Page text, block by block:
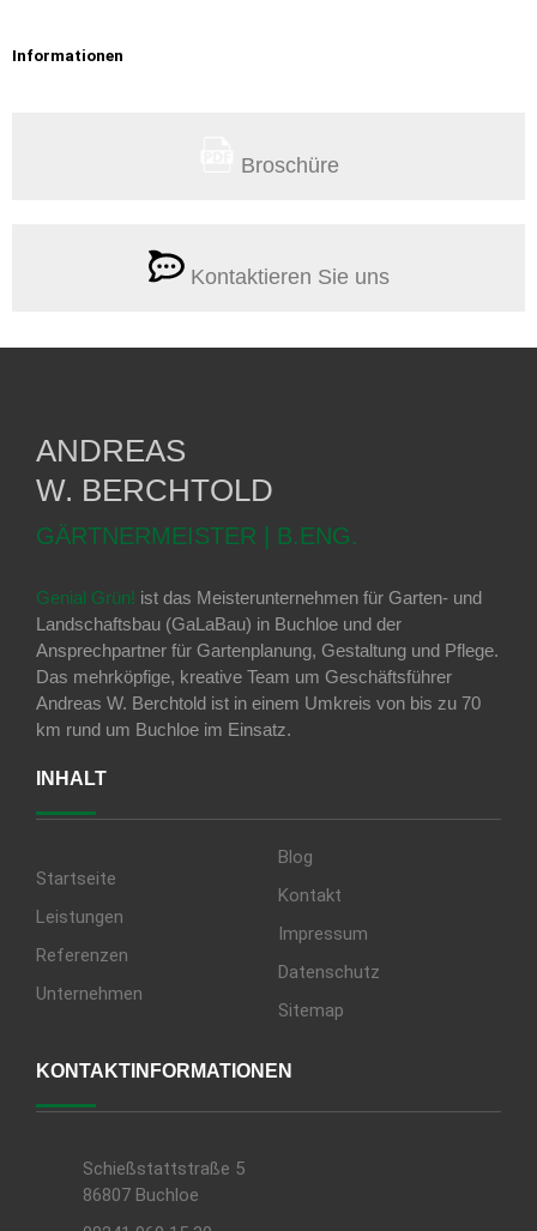
Informationen
Broschüre
Kontaktieren Sie uns
ANDREAS
W. BERCHTOLD
GÄRTNERMEISTER | B.ENG.
Genial Grün! ist das Meisterunternehmen für Garten- und
Landschaftsbau (GaLaBau) in Buchloe und der
Ansprechpartner für Gartenplanung, Gestaltung und Pflege.
Das mehrköpfige, kreative Team um Geschäftsführer
Andreas W. Berchtold ist in einem Umkreis von bis zu 70
km rund um Buchloe im Einsatz.
INHALT
Startseite
Leistungen
Referenzen
Unternehmen
Blog
Kontakt
Impressum
Datenschutz
Sitemap
KONTAKTINFORMATIONEN
Schießstattstraße 5
86807 Buchloe